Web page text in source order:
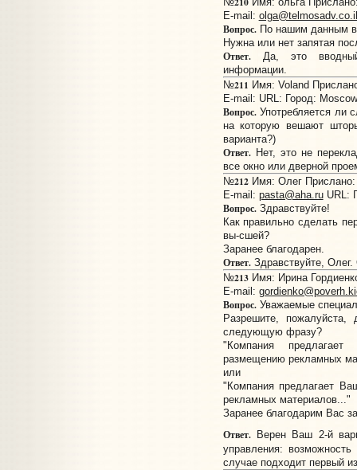
E-mail: olga@telmosadv.co.il
Вопрос.По нашим данным
Нужна или нет запятая
Ответ.Да, это вводный
информации.
№211 Имя: Voland
E-mail: URL: Город: Moscow
Вопрос.Употребляется ли
на которую вешают
варианта?)
Ответ.Нет, это не
все окно или дверной
№212Имя: Олег Прислано:
E-mail: pasta@aha.ruURL:
Вопрос.Здравствуйте!
Как правильно сделать
вы-сшей?
Заранее благодарен.
Ответ.Здравствуйте,
№213Имя: Ирина
E-mail:
Вопрос.Уважаемые
Разрешите, пожалуйста,
следующую фразу?
"Компания
размещению рекламных
или
"Компания предлагает
рекламных материалов..."
Заранее благодарим Вас
Ответ.Верен Ваш 2-й
управления: возможность
случае подходит первый